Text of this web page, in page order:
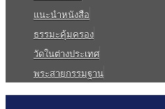
แนะนำหนังสือ
ธรรมะคุ้มครอง
วัดในต่างประเทศ
พระสายกรรมฐาน